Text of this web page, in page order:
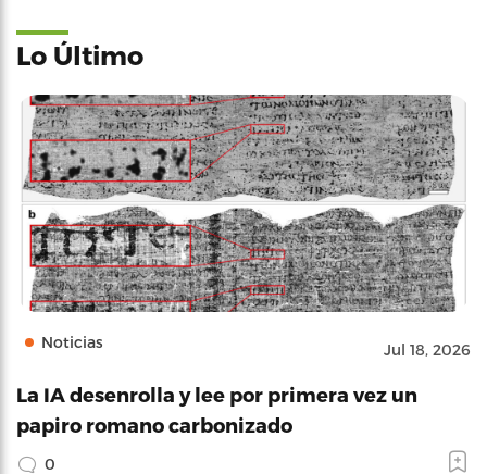
Lo Último
Noticias Jul 18, 2026
La IA desenrolla y lee por primera vez un
papiro romano carbonizado
0